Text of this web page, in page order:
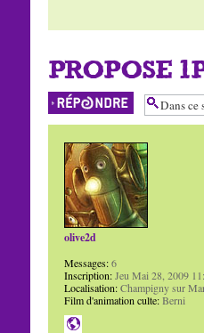
PROPOSE
Répondre
olive2d
Messages:6
Inscription:Jeu Mai 28, 2009
Localisation:Champigny sur
Film d'animation culte:Berni